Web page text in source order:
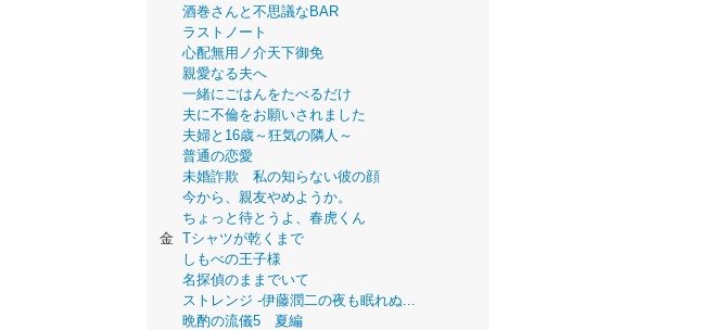
酒巻さんと不思議なBAR
ラストノート
心配無用ノ介天下御免
親愛なる夫へ
一緒にごはんをたべるだけ
夫に不倫をお願いされました
夫婦と16歳～狂気の隣人～
普通の恋愛
未婚詐欺 私の知らない彼の顔
今から、親友やめようか。
ちょっと待とうよ、春虎くん
金 Tシャツが乾くまで
しもべの王子様
名探偵のままでいて
ストレンジ -伊藤潤二の夜も眠れぬ...
晩酌の流儀5 夏編